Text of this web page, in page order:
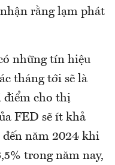
rằng lạm phát
những tín hiệu
tháng tới sẽ là
điểm cho thị
FED sẽ ít khả
đến năm 2024 khi
trong năm nay,